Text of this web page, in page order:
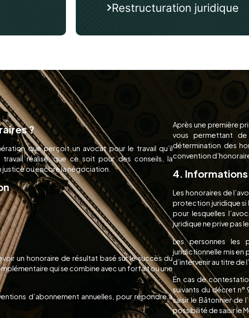
Restructuration juridique
?
que perçoit un avocat pour le travail qu’il
réalisé, que ce soit pour des conseils, la
ou encore la négociation.
un honoraire de résultat basé sur le succès du
qui se combine avec un forfait ou une
d’abonnement annuelles, pour répondre à
Après une première
vous permettant
détermination des
convention
4.
Les honoraires de
protection juridique si
pour lesquelles
juridique ne prive pas
Les personnes les
juridictionnelle mis en
d’intervenir au titre de
En cas de
suivants du décret n°
saisir le Bâtonnier de
possibilité de saisir le